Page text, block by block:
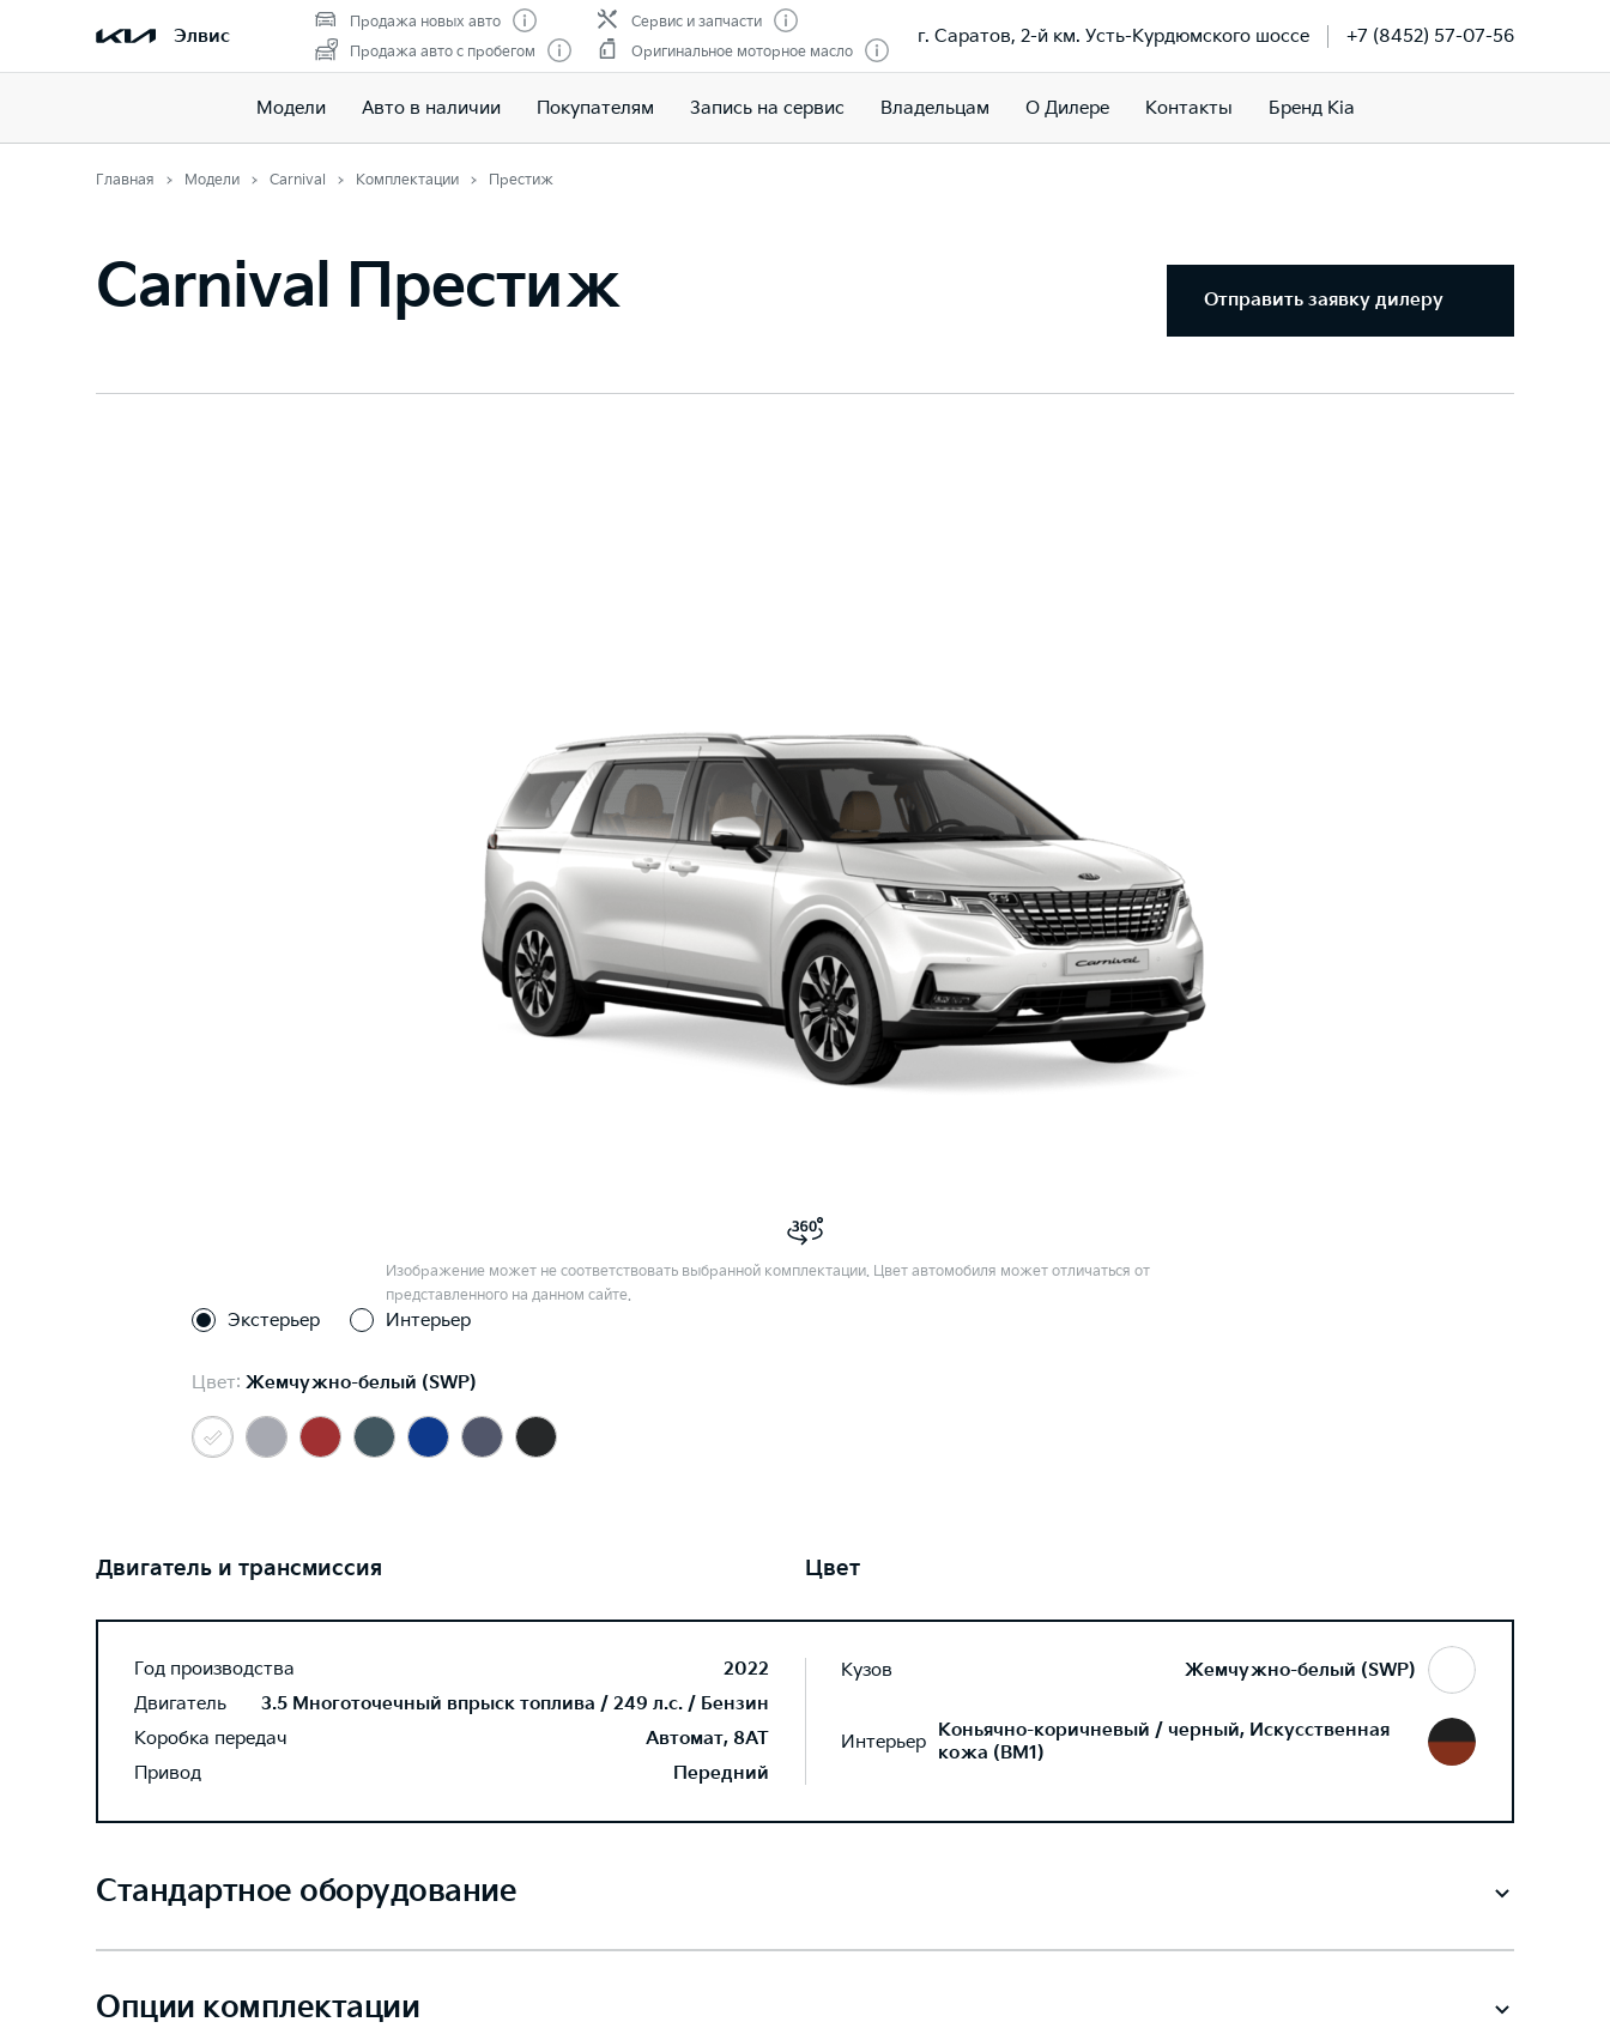
Элвис
Продажа новых авто
Продажа авто с пробегом
Сервис и запчасти
Оригинальное моторное масло
г. Саратов, 2-й км. Усть-Курдюмского шоссе +7 (8452) 57-07-56
Модели Авто в наличии Покупателям Запись на сервис Владельцам О Дилере Контакты Бренд Kia
Главная Модели Carnival Комплектации Престиж
Carnival Престиж Отправить заявку дилеру
Изображение может не соответствовать выбранной комплектации. Цвет автомобиля может отличаться от
представленного на данном сайте.
Экстерьер Интерьер
Цвет: Жемчужно-белый (SWP)
Двигатель и трансмиссия
Год производства
2022
Двигатель
3.5 Многоточечный впрыск топлива / 249 л.с. / Бензин
Коробка передач
Автомат, 8AT
Привод
Передний
Цвет
Кузов Жемчужно-белый (SWP)
Интерьер Коньячно-коричневый / черный, Искусственная
кожа (BM1)
Стандартное оборудование
Опции комплектации